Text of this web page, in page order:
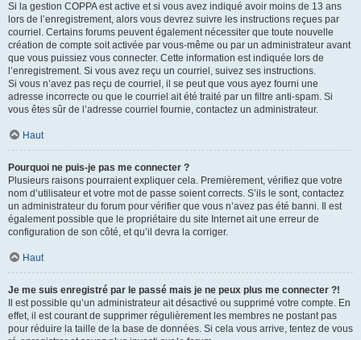
Si la gestion COPPA est active et si vous avez indiqué avoir moins de 13 ans
lors de l’enregistrement, alors vous devrez suivre les instructions reçues par
courriel. Certains forums peuvent également nécessiter que toute nouvelle
création de compte soit activée par vous-même ou par un administrateur avant
que vous puissiez vous connecter. Cette information est indiquée lors de
l’enregistrement. Si vous avez reçu un courriel, suivez ses instructions.
Si vous n’avez pas reçu de courriel, il se peut que vous ayez fourni une
adresse incorrecte ou que le courriel ait été traité par un filtre anti-spam. Si
vous êtes sûr de l’adresse courriel fournie, contactez un administrateur.
Haut
Pourquoi ne puis-je pas me connecter ?
Plusieurs raisons pourraient expliquer cela. Premièrement, vérifiez que votre
nom d’utilisateur et votre mot de passe soient corrects. S’ils le sont, contactez
un administrateur du forum pour vérifier que vous n’avez pas été banni. Il est
également possible que le propriétaire du site Internet ait une erreur de
configuration de son côté, et qu’il devra la corriger.
Haut
Je me suis enregistré par le passé mais je ne peux plus me connecter ?!
Il est possible qu’un administrateur ait désactivé ou supprimé votre compte. En
effet, il est courant de supprimer régulièrement les membres ne postant pas
pour réduire la taille de la base de données. Si cela vous arrive, tentez de vous